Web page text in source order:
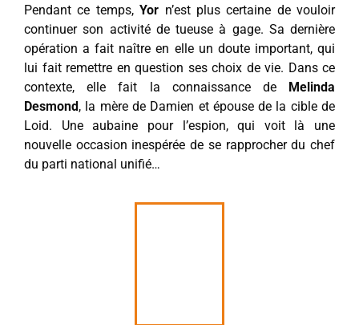
Pendant ce temps,Yor n’est plus certaine de vouloir
continuer son activité de tueuse à gage. Sa dernière
opération a fait naître en elle un doute important, qui
lui fait remettre en question ses choix de vie. Dans ce
contexte, elle fait la connaissance de Melinda
Desmond, la mère de Damien et épouse de la cible de
Loid. Une aubaine pour l’espion, qui voit là une
nouvelle occasion inespérée de se rapprocher du chef
du parti national unifié…